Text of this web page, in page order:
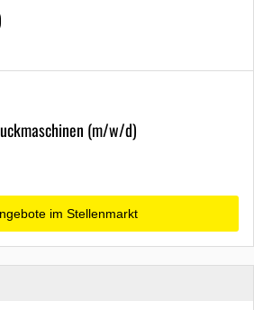
(m/w/d)
im Stellenmarkt